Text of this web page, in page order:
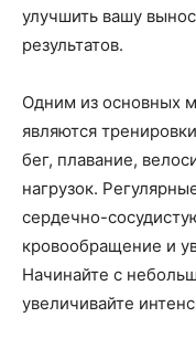
улучшить вашу
результатов.
Одним из основных
являются
бег, плавание,
нагрузок.
сердечно-
кровообращение и
Начинайте с
увеличивайте